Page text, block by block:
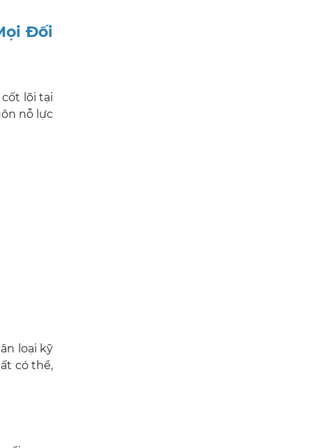
Đối
lõi tại
nỗ lực
loại kỹ
có thể,